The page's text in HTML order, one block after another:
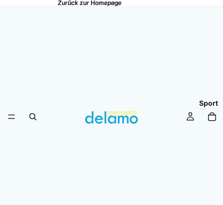
Zurück zur Homepage
Zurück zur Homepage
Sport